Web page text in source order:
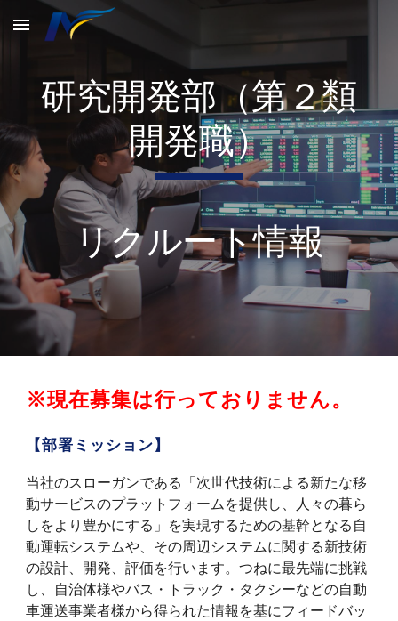
Skip to main content Skip to navigation
研究開発部（第２類
開発職）
リクルート情報
※現在募集は行っておりません。
【部署ミッション】
当社のスローガンである「次世代技術による新たな移
動サービスのプラットフォームを提供し、人々の暮ら
しをより豊かにする」を実現するための基幹となる自
動運転システムや、その周辺システムに関する新技術
の設計、開発、評価を行います。つねに最先端に挑戦
し、自治体様やバス・トラック・タクシーなどの自動
車運送事業者様から得られた情報を基にフィードバッ